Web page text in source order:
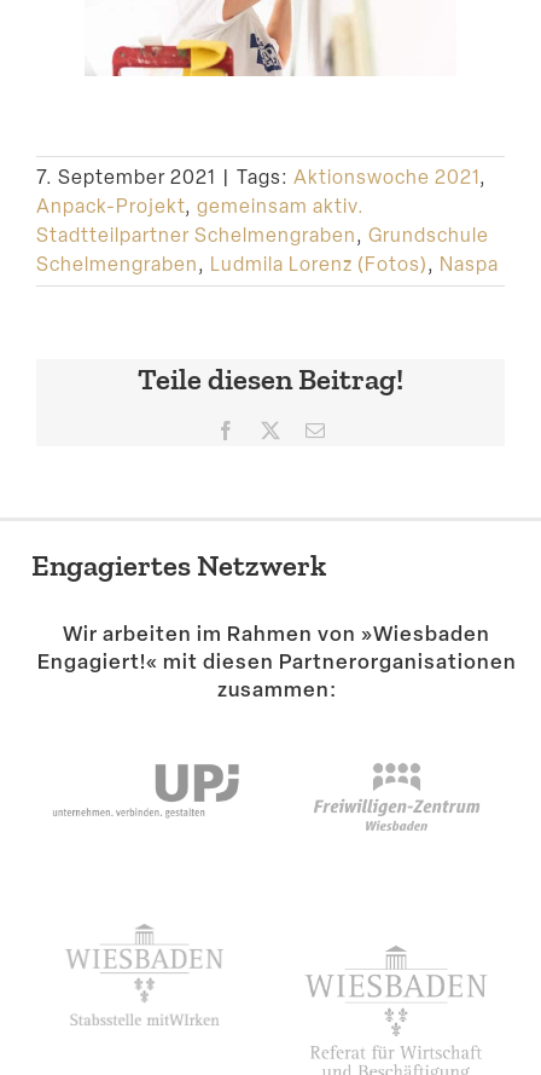
7. September 2021 | Tags: Aktionswoche 2021,
Anpack-Projekt, gemeinsam aktiv.
Stadtteilpartner Schelmengraben, Grundschule
Schelmengraben, Ludmila Lorenz (Fotos), Naspa
Teile diesen Beitrag!
Facebook E-
Engagiertes Netzwerk
Wir arbeiten im Rahmen von »Wiesbaden
Engagiert!« mit diesen Partner­or­ga­ni­sa­tionen
zusammen: